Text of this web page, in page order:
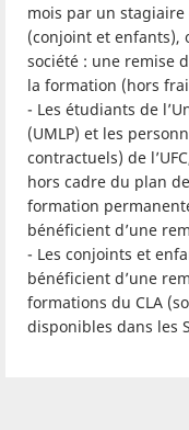
mois par un
(conjoint et enfants),
société : une remise
la formation (hors
- Les étudiants de
(UMLP) et les
contractuels) de
hors cadre du plan
formation
bénéficient d’une
- Les conjoints et
bénéficient d’une
formations du CLA
disponibles dans les